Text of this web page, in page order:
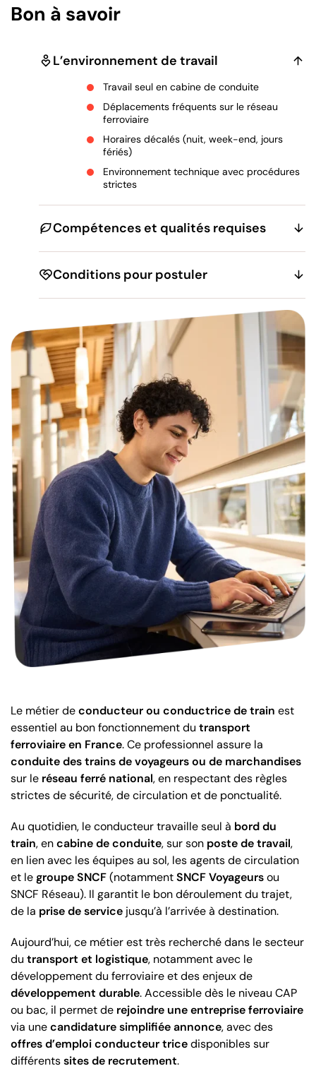
Bon à savoir
L’environnement de travail
Travail seul en cabine de conduite
Déplacements fréquents sur le réseau
ferroviaire
Horaires décalés (nuit, week-end, jours
fériés)
Environnement technique avec procédures
strictes
Compétences et qualités requises
Conditions pour postuler
Le métier deconducteur ou conductrice de train est
essentiel au bon fonctionnement du transport
ferroviaire en France. Ce professionnel assure la
conduite des trains de voyageurs ou de marchandises
sur le réseau ferré national, en respectant des règles
strictes de sécurité, de circulation et de ponctualité.
Au quotidien, le conducteur travaille seul à bord du
train, encabine de conduite, sur son poste de travail,
en lien avec les équipes au sol, les agents de circulation
et legroupe SNCF(notammentSNCF Voyageursou
SNCF Réseau). Il garantit le bon déroulement du trajet,
de la prise de service jusqu’à l’arrivée à destination.
Aujourd’hui, ce métier est très recherché dans le secteur
du transport et logistique, notamment avec le
développement du ferroviaire et des enjeux de
développement durable. Accessible dès le niveau CAP
ou bac, il permet de rejoindre une entreprise ferroviaire
via unecandidature simplifiée annonce, avec des
offres d’emploi conducteur tricedisponibles sur
différentssites de recrutement.